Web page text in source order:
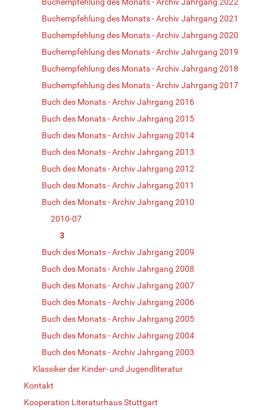
Buchempfehlung des Monats - Archiv Jahrgang 2021
Buchempfehlung des Monats - Archiv Jahrgang 2020
Buchempfehlung des Monats - Archiv Jahrgang 2019
Buchempfehlung des Monats - Archiv Jahrgang 2018
Buchempfehlung des Monats - Archiv Jahrgang 2017
Buch des Monats - Archiv Jahrgang 2016
Buch des Monats - Archiv Jahrgang 2015
Buch des Monats - Archiv Jahrgang 2014
Buch des Monats - Archiv Jahrgang 2013
Buch des Monats - Archiv Jahrgang 2012
Buch des Monats - Archiv Jahrgang 2011
Buch des Monats - Archiv Jahrgang 2010
2010-07
3
Buch des Monats - Archiv Jahrgang 2009
Buch des Monats - Archiv Jahrgang 2008
Buch des Monats - Archiv Jahrgang 2007
Buch des Monats - Archiv Jahrgang 2006
Buch des Monats - Archiv Jahrgang 2005
Buch des Monats - Archiv Jahrgang 2004
Buch des Monats - Archiv Jahrgang 2003
Klassiker der Kinder- und Jugendliteratur
Kontakt
Kooperation Literaturhaus Stuttgart